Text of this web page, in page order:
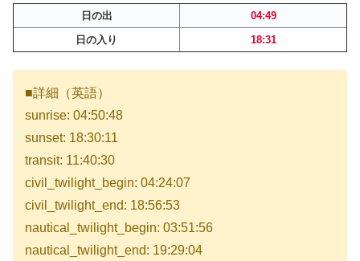
日の出
04:49
日の入り
18:31
■詳細（英語）
sunrise: 04:50:48
sunset: 18:30:11
transit: 11:40:30
civil_twilight_begin: 04:24:07
civil_twilight_end: 18:56:53
nautical_twilight_begin: 03:51:56
nautical_twilight_end: 19:29:04